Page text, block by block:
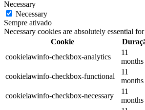
Necessary
Necessary
Sempre ativado
Necessary cookies are absolutely essential
Cookie
cookielawinfo-checkbox-analytics
11
months
cookielawinfo-checkbox-functional
11
months
cookielawinfo-checkbox-necessary
11
months